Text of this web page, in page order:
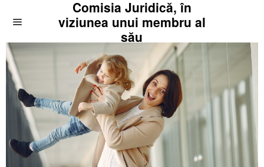
Comisia Juridică, în
viziunea unui membru al
său